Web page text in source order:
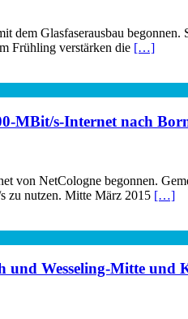
Glasfaserausbau
Frühling verstärken die […]
MBit/s-Internet nach
von NetCologne begonnen.
zu nutzen. Mitte März 2015 […]
und Wesseling-Mitte und